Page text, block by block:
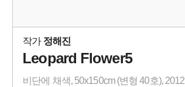
작가 정해진
Leopard Flower5
비단에 채색, 50x150cm (변형 40호), 2012